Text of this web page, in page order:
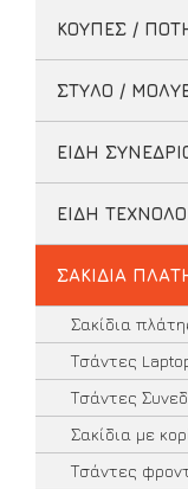
ΚΟΥΠΕΣ /
ΣΤΥΛΟ /
ΕΙΔΗ
ΕΙΔΗ
ΣΑΚΙΔΙΑ
Σακίδια
Τσάντες
Τσάντες
Σακίδια με
Τσάντες